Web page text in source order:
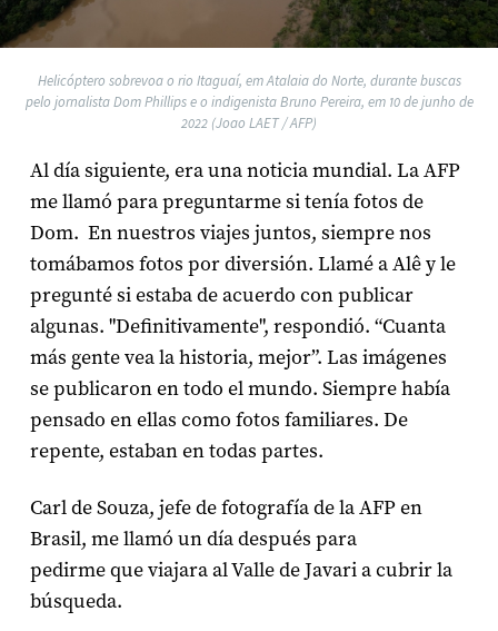
Helicóptero sobrevoa o rio Itaguaí, em Atalaia do Norte, durante buscas
pelo jornalista Dom Phillips e o indigenista Bruno Pereira, em 10 de junho de
2022 (Joao LAET / AFP)
Al día siguiente, era una noticia mundial. La AFP
me llamó para preguntarme si tenía fotos de
Dom. En nuestros viajes juntos, siempre nos
tomábamos fotos por diversión. Llamé a Alê y le
pregunté si estaba de acuerdo con publicar
algunas. "Definitivamente", respondió. “Cuanta
más gente vea la historia, mejor”. Las imágenes
se publicaron en todo el mundo. Siempre había
pensado en ellas como fotos familiares. De
repente, estaban en todas partes.
Carl de Souza, jefe de fotografía de la AFP en
Brasil, me llamó un día después para
pedirme que viajara al Valle de Javari a cubrir la
búsqueda.